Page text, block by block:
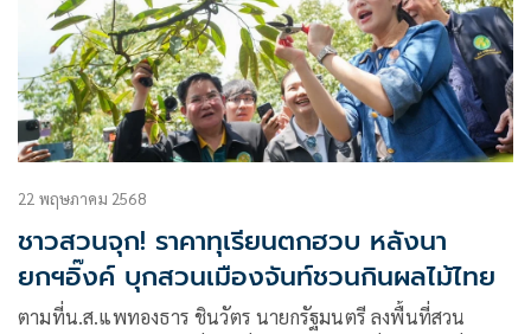
22 พฤษภาคม 2568
ชาวสวนจุก! ราคาทุเรียนตกฮวบ หลังนา
ยกฯอิ๊งค์ บุกสวนเมืองจันท์ชวนกินผลไม้ไทย
ตามที่น.ส.แพทองธาร ชินวัตร นายกรัฐมนตรี ลงพื้นที่สวน